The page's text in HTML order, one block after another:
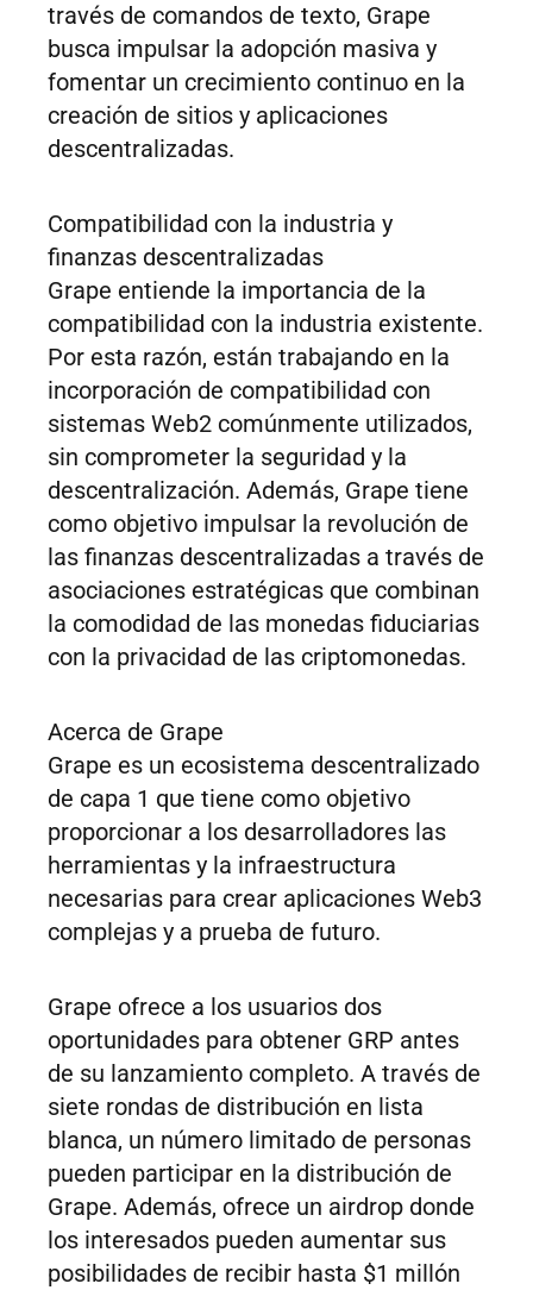
través de comandos de texto, Grape
busca impulsar la adopción masiva y
fomentar un crecimiento continuo en la
creación de sitios y aplicaciones
descentralizadas.
Compatibilidad con la industria y
finanzas descentralizadas
Grape entiende la importancia de la
compatibilidad con la industria existente.
Por esta razón, están trabajando en la
incorporación de compatibilidad con
sistemas Web2 comúnmente utilizados,
sin comprometer la seguridad y la
descentralización. Además, Grape tiene
como objetivo impulsar la revolución de
las finanzas descentralizadas a través de
asociaciones estratégicas que combinan
la comodidad de las monedas fiduciarias
con la privacidad de las criptomonedas.
Acerca de Grape
Grape es un ecosistema descentralizado
de capa 1 que tiene como objetivo
proporcionar a los desarrolladores las
herramientas y la infraestructura
necesarias para crear aplicaciones Web3
complejas y a prueba de futuro.
Grape ofrece a los usuarios dos
oportunidades para obtener GRP antes
de su lanzamiento completo. A través de
siete rondas de distribución en lista
blanca, un número limitado de personas
pueden participar en la distribución de
Grape. Además, ofrece un airdrop donde
los interesados pueden aumentar sus
posibilidades de recibir hasta $1 millón